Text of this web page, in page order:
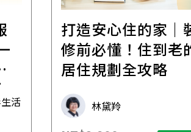
活
打造安心住的家｜
修前必懂！住到老
居住規劃全攻略
林黛羚